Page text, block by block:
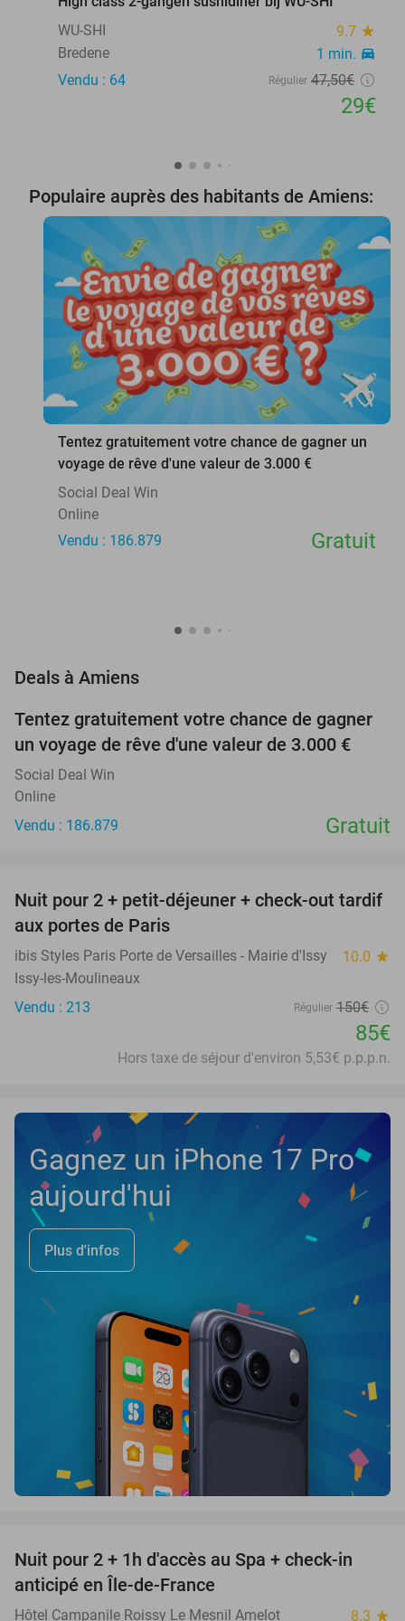
WU-SHI
9.7 star
Bredene 1 min. directions_car
Vendu : 64 Régulier 47,50€
29€
Populaire auprès des habitants de Amiens:
favorite_border
Tentez gratuitement votre chance de gagner un
voyage de rêve d'une valeur de 3.000 €
Social Deal Win
Online
Vendu : 186.879
Gratuit
Deals à Amiens
Tentez gratuitement votre chance de gagner
un voyage de rêve d'une valeur de 3.000 €
Social Deal Win
Online
Vendu : 186.879
Gratuit
43%
Nuit pour 2 + petit-déjeuner + check-out tardif
aux portes de Paris
ibis Styles Paris Porte de Versailles - Mairie d'Issy 10.0 star
Issy-les-Moulineaux
Vendu : 213
Régulier 150€
85€
Hors taxe de séjour d'environ 5,53€ p.p.p.n.
Gagnez un iPhone 17 Pro
aujourd'hui
Plus d'infos
42%
Nuit pour 2 + 1h d'accès au Spa + check-in
anticipé en Île-de-France
Hôtel Campanile Roissy Le Mesnil Amelot 8.3 star